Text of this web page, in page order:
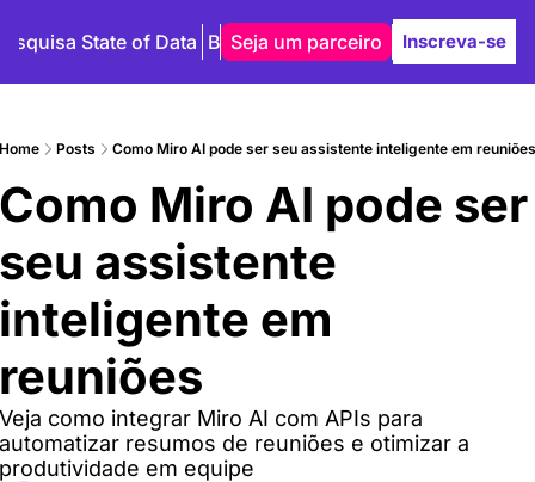
State of Data Blog Autores
Seja um parceiro Inscreva-se
Home Posts Como Miro AI pode ser seu assistente inteligente em reuniões
Como Miro AI pode ser
seu assistente
inteligente em
reuniões
Veja como integrar Miro AI com APIs para
automatizar resumos de reuniões e otimizar a
produtividade em equipe